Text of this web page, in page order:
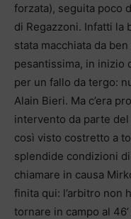
forzata), seguita poco
di Regazzoni. Infatti la
stata macchiata da
pesantissima, in inizio
per un fallo da tergo:
Alain Bieri. Ma c’era
intervento da parte
così visto costretto a
splendide condizioni
chiamare in causa
finita qui: l’arbitro non
tornare in campo al